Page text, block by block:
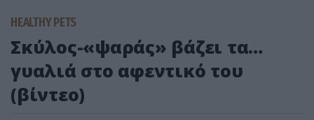
HEALTHY PETS
Σκύλος-«ψαράς» βάζει τα…
γυαλιά στο αφεντικό του
(βίντεο)